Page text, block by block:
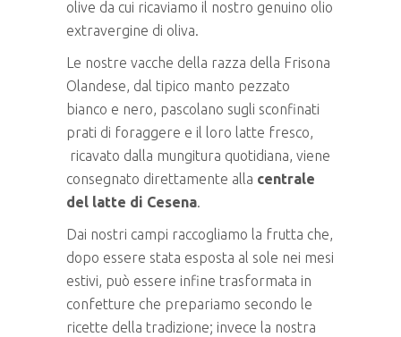
olive da cui ricaviamo il nostro genuino olio
extravergine di oliva.
Le nostre vacche della razza della Frisona
Olandese, dal tipico manto pezzato
bianco e nero, pascolano sugli sconfinati
prati di foraggere e il loro latte fresco,
ricavato dalla mungitura quotidiana, viene
consegnato direttamente alla centrale
del latte di Cesena.
Dai nostri campi raccogliamo la frutta che,
dopo essere stata esposta al sole nei mesi
estivi, può essere infine trasformata in
confetture che prepariamo secondo le
ricette della tradizione; invece la nostra